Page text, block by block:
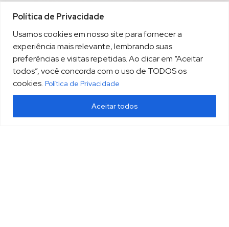
Política de Privacidade
Usamos cookies em nosso site para fornecer a
experiência mais relevante, lembrando suas
preferências e visitas repetidas. Ao clicar em “Aceitar
todos”, você concorda com o uso de TODOS os
cookies. Política de Privacidade
Aceitar todos